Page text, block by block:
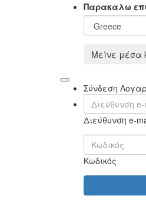
Παρακαλω
Μείνε μέσα
Σύνδεση
Διεύθυνση e-
Κωδικός